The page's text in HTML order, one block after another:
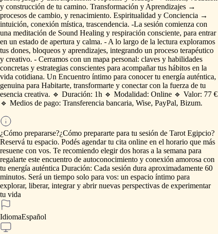
y construcción de tu camino. Transformación y Aprendizajes →
procesos de cambio, y renacimiento. Espiritualidad y Conciencia →
intuición, conexión mística, trascendencia. -La sesión comienza con
una meditación de Sound Healing y respiración consciente, para entrar
en un estado de apertura y calma. - A lo largo de la lectura exploramos
tus dones, bloqueos y aprendizajes, integrando un proceso terapéutico
y creativo. - Cerramos con un mapa personal: claves y habilidades
concretas y estrategias conscientes para acompañar tus hábitos en la
vida cotidiana. Un Encuentro íntimo para conocer tu energía auténtica,
genuina para Habitarte, transformarte y conectar con la fuerza de tu
esencia creativa. 🔹 Duración: 1h 🔹 Modalidad: Online 🔹 Valor: 77 €
🔹 Medios de pago: Transferencia bancaria, Wise, PayPal, Bizum.
¿Cómo prepararse?¿Cómo prepararte para tu sesión de Tarot Egipcio?
Reservá tu espacio. Podés agendar tu cita online en el horario que más
resuene con vos. Te recomiendo elegir dos horas a la semana para
regalarte este encuentro de autoconocimiento y conexión amorosa con
tu energía auténtica Duración: Cada sesión dura aproximadamente 60
minutos. Será un tiempo solo para vos: un espacio íntimo para
explorar, liberar, integrar y abrir nuevas perspectivas de experimentar
tu vida
IdiomaEspañol